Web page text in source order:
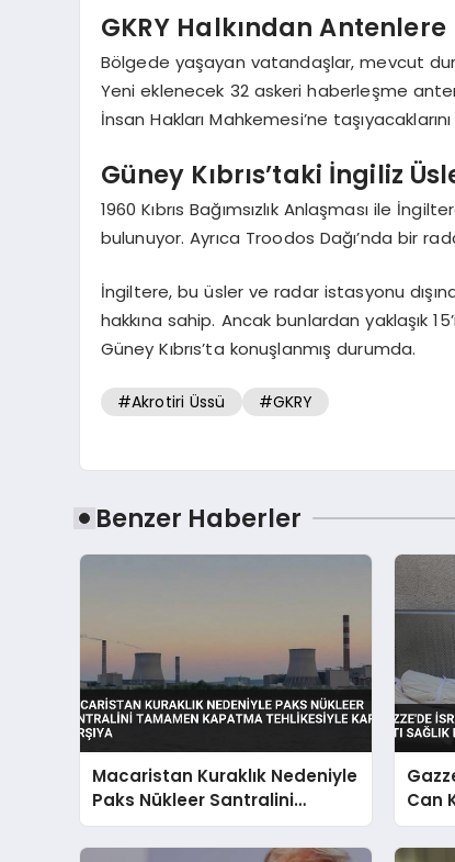
GKRY Halkından
Bölgede yaşayan vatandaşlar, mevcut
Yeni eklenecek 32 askeri haberleşme
İnsan Hakları Mahkemesi’ne
Güney Kıbrıs’taki İngiliz
1960 Kıbrıs Bağımsızlık Anlaşması ile
bulunuyor. Ayrıca Troodos Dağı’nda bir
İngiltere, bu üsler ve radar istasyonu
hakkına sahip. Ancak bunlardan yaklaşık
Güney Kıbrıs’ta konuşlanmış durumda.
#Akrotiri Üssü #GKRY
Benzer Haberler
Macaristan Kuraklık Nedeniyle
Paks Nükleer Santralini
Tamamen Kapatma
Tehlikesiyle Karşı Karşıya
Can